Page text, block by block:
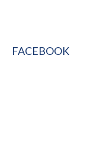
FACEBOOK